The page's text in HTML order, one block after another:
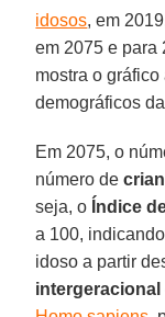
idosos, em
em 2075 e para
mostra o
demográficos da
Em 2075, o
número de
seja, o Índice
a 100,
idoso a partir
intergeracional